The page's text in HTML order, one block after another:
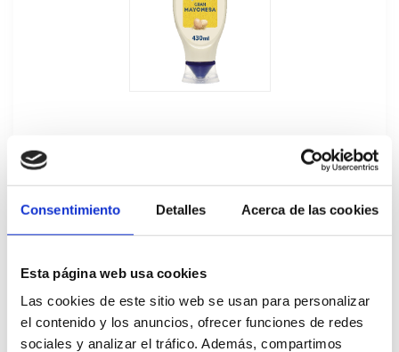
Consentimiento Detalles Acerca de las cookies
Esta página web usa cookies
Las cookies de este sitio web se usan para personalizar
el contenido y los anuncios, ofrecer funciones de redes
sociales y analizar el tráfico. Además, compartimos
Mayonesa Bocabajo Hellmann's
12Ux430ML